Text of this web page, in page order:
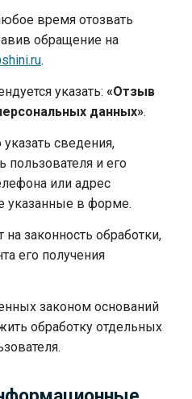
время отозвать
обращение на
.
указать: «Отзыв
данных».
сведения,
и его
или адрес
указанные в форме.
законность обработки,
его получения
законом оснований
обработку отдельных